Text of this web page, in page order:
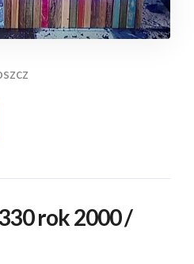
rok 2000 /